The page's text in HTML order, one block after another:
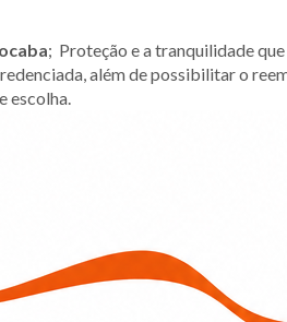
; Proteção e a tranquilidade
além de possibilitar o
escolha.